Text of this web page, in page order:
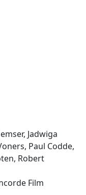
Jadwiga
Paul Codde,
Robert
Film